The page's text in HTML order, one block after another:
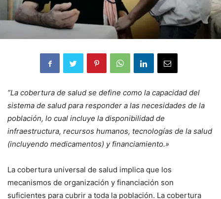
“La cobertura de salud se define como la capacidad del
sistema de salud para responder a las necesidades de la
población, lo cual incluye la disponibilidad de
infraestructura, recursos humanos, tecnologías de la salud
(incluyendo medicamentos) y financiamiento.»
La cobertura universal de salud implica que los
mecanismos de organización y financiación son
suficientes para cubrir a toda la población. La cobertura